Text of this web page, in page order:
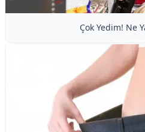
Çok Yedim! Ne